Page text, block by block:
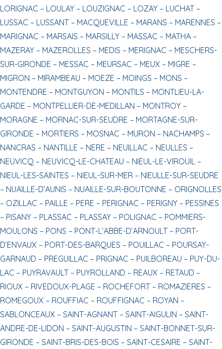
LORIGNAC – LOULAY – LOUZIGNAC – LOZAY – LUCHAT –
LUSSAC – LUSSANT – MACQUEVILLE – MARANS – MARENNES –
MARIGNAC – MARSAIS – MARSILLY – MASSAC – MATHA –
MAZERAY – MAZEROLLES – MEDIS – MERIGNAC – MESCHERS-
SUR-GIRONDE – MESSAC – MEURSAC – MEUX – MIGRE –
MIGRON – MIRAMBEAU – MOEZE – MOINGS – MONS –
MONTENDRE – MONTGUYON – MONTILS – MONTLIEU-LA-
GARDE – MONTPELLIER-DE-MEDILLAN – MONTROY –
MORAGNE – MORNAC-SUR-SEUDRE – MORTAGNE-SUR-
GIRONDE – MORTIERS – MOSNAC – MURON – NACHAMPS –
NANCRAS – NANTILLE – NERE – NEUILLAC – NEULLES –
NEUVICQ – NEUVICQ-LE-CHATEAU – NIEUL-LE-VIROUIL –
NIEUL-LES-SAINTES – NIEUL-SUR-MER – NIEULLE-SUR-SEUDRE
– NUAILLE-D’AUNIS – NUAILLE-SUR-BOUTONNE – ORIGNOLLES
– OZILLAC – PAILLE – PERE – PERIGNAC – PERIGNY – PESSINES
– PISANY – PLASSAC – PLASSAY – POLIGNAC – POMMIERS-
MOULONS – PONS – PONT-L’ABBE-D’ARNOULT – PORT-
D’ENVAUX – PORT-DES-BARQUES – POUILLAC – POURSAY-
GARNAUD – PREGUILLAC – PRIGNAC – PUILBOREAU – PUY-DU-
LAC – PUYRAVAULT – PUYROLLAND – REAUX – RETAUD –
RIOUX – RIVEDOUX-PLAGE – ROCHEFORT – ROMAZIERES –
ROMEGOUX – ROUFFIAC – ROUFFIGNAC – ROYAN –
SABLONCEAUX – SAINT-AGNANT – SAINT-AIGULIN – SAINT-
ANDRE-DE-LIDON – SAINT-AUGUSTIN – SAINT-BONNET-SUR-
GIRONDE – SAINT-BRIS-DES-BOIS – SAINT-CESAIRE – SAINT-